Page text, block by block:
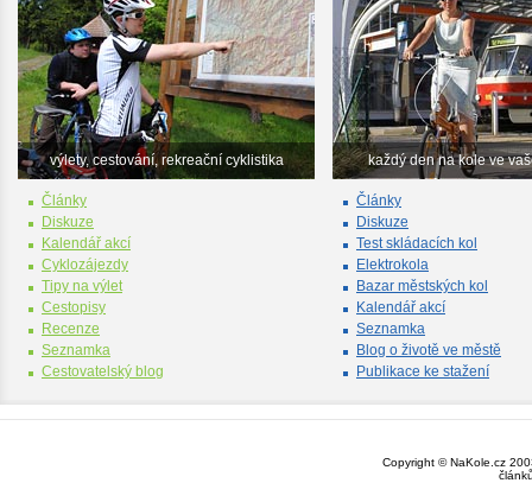
výlety, cestování, rekreační cyklistika
Články
Diskuze
Kalendář akcí
Cyklozájezdy
Tipy na výlet
Cestopisy
Recenze
Seznamka
Cestovatelský blog
každý den na kole ve
Články
Diskuze
Test skládacích kol
Elektrokola
Bazar městských kol
Kalendář akcí
Seznamka
Blog o životě ve městě
Publikace ke stažení
Copyright © NaKole.cz